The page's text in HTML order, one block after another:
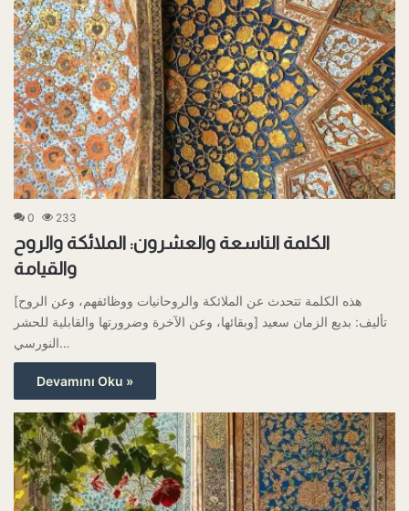
0 233
الكلمة التاسعة والعشرون: الملائكة والروح
والقيامة
[هذه الكلمة تتحدث عن الملائكة والروحانيات ووظائفهم، وعن الروح
وبقائها، وعن الآخرة وضرورتها والقابلية للحشر] تأليف: بديع الزمان سعيد
النورسي…
Devamını Oku »